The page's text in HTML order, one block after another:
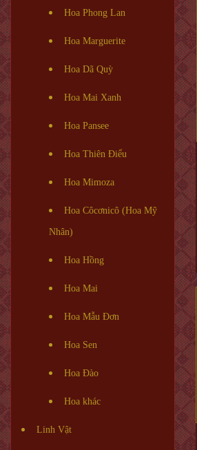
Hoa Phong Lan
Hoa Marguerite
Hoa Dã Quỳ
Hoa Mai Xanh
Hoa Pansee
Hoa Thiên Điểu
Hoa Mimoza
Hoa Côcơnicô (Hoa Mỹ
Nhân)
Hoa Hồng
Hoa Mai
Hoa Mẫu Đơn
Hoa Sen
Hoa Đào
Hoa khác
Linh Vật